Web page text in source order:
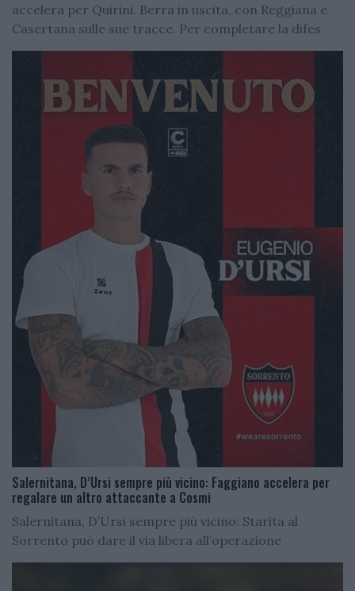
accelera per Quirini. Berra in uscita, con Reggiana e
Casertana sulle sue tracce. Per completare la difes
Salernitana, D’Ursi sempre più vicino: Faggiano accelera per
regalare un altro attaccante a Cosmi
Salernitana, D’Ursi sempre più vicino: Starita al
Sorrento può dare il via libera all’operazione